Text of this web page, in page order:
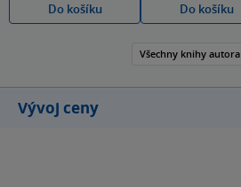
Do košíku
Do košíku
Všechny knihy autora
Vývoj ceny